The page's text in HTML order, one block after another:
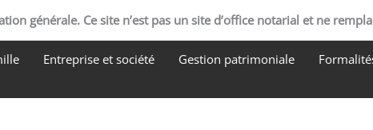
générale. Ce site n’est pas un site d’office notarial et ne
Entreprise et société Gestion patrimoniale